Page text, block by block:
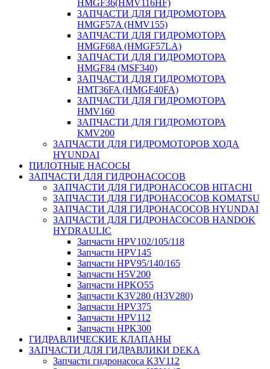
HMGF36(HMV116HF)
ЗАПЧАСТИ ДЛЯ ГИДРОМОТОРА
HMGF57A (HMV155)
ЗАПЧАСТИ ДЛЯ ГИДРОМОТОРА
HMGF68A (HMGF57LA)
ЗАПЧАСТИ ДЛЯ ГИДРОМОТОРА
HMGF84 (MSF340)
ЗАПЧАСТИ ДЛЯ ГИДРОМОТОРА
HMT36FA (HMGF40FA)
ЗАПЧАСТИ ДЛЯ ГИДРОМОТОРА
HMV160
ЗАПЧАСТИ ДЛЯ ГИДРОМОТОРА
KMV200
ЗАПЧАСТИ ДЛЯ ГИДРОМОТОРОВ ХОДА
HYUNDAI
ПИЛОТНЫЕ НАСОСЫ
ЗАПЧАСТИ ДЛЯ ГИДРОНАСОСОВ
ЗАПЧАСТИ ДЛЯ ГИДРОНАСОСОВ HITACHI
ЗАПЧАСТИ ДЛЯ ГИДРОНАСОСОВ KOMATSU
ЗАПЧАСТИ ДЛЯ ГИДРОНАСОСОВ HYUNDAI
ЗАПЧАСТИ ДЛЯ ГИДРОНАСОСОВ HANDOK
HYDRAULIC
Запчасти HPV102/105/118
Запчасти HPV145
Запчасти HPV95/140/165
Запчасти H5V200
Запчасти HPKO55
Запчасти K3V280 (H3V280)
Запчасти HPV375
Запчасти HPV112
Запчасти HPK300
ГИДРАВЛИЧЕСКИЕ КЛАПАНЫ
ЗАПЧАСТИ ДЛЯ ГИДРАВЛИКИ DEKA
Запчасти гидронасоса K3V112